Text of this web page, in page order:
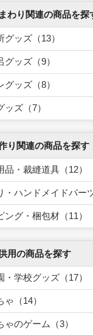
わり関連の商品を探
グッズ（13）
グッズ（9）
グッズ（8）
ッズ（7）
り関連の商品を探す
品・裁縫道具（12）
・ハンドメイドパー
ング・梱包材（11）
用の商品を探す
・学校グッズ（17）
ゃ（14）
ゃのゲーム（3）